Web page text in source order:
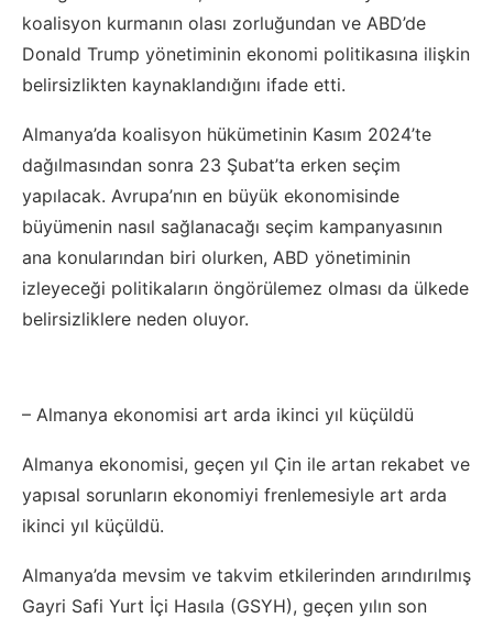
koalisyon kurmanın olası zorluğundan ve ABD’de
Donald Trump yönetiminin ekonomi politikasına ilişkin
belirsizlikten kaynaklandığını ifade etti.
Almanya’da koalisyon hükümetinin Kasım 2024’te
dağılmasından sonra 23 Şubat’ta erken seçim
yapılacak. Avrupa’nın en büyük ekonomisinde
büyümenin nasıl sağlanacağı seçim kampanyasının
ana konularından biri olurken, ABD yönetiminin
izleyeceği politikaların öngörülemez olması da ülkede
belirsizliklere neden oluyor.
– Almanya ekonomisi art arda ikinci yıl küçüldü
Almanya ekonomisi, geçen yıl Çin ile artan rekabet ve
yapısal sorunların ekonomiyi frenlemesiyle art arda
ikinci yıl küçüldü.
Almanya’da mevsim ve takvim etkilerinden arındırılmış
Gayri Safi Yurt İçi Hasıla (GSYH), geçen yılın son